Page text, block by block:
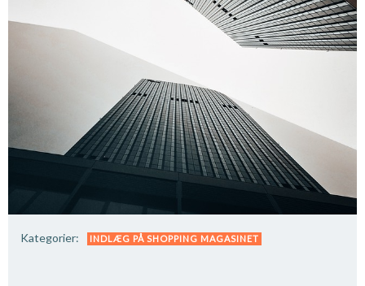
Kategorier: INDLÆG PÅ SHOPPING MAGASINET